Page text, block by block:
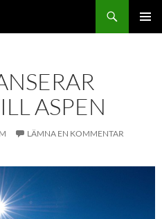
ASPEN
LÄMNA EN KOMMENTAR